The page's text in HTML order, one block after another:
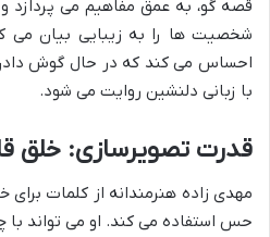
قصه گو، به عمق مفاهیم می
شخصیت ها را به زیبایی بیان می
احساس می کند که در حال گوش
با زبانی دلنشین روایت می شود.
قدرت تصویرسازی: خلق
مهدی زاده هنرمندانه از کلمات
حس استفاده می کند. او می تواند با